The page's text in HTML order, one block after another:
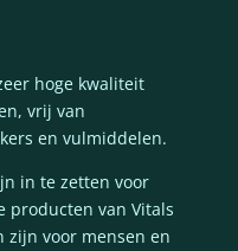
hoge kwaliteit
vrij van
en vulmiddelen.
in te zetten voor
producten van Vitals
zijn voor mensen en